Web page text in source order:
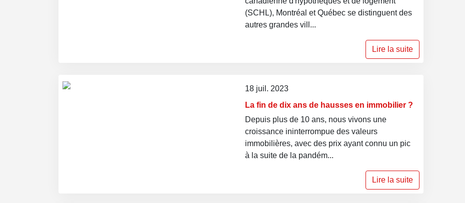
Lire la suite
(SCHL), Montréal et Québec se distinguent des
autres grandes vill...
Lire la suite
18 juil. 2023
La fin de dix ans de hausses en immobilier ?
Depuis plus de 10 ans, nous vivons une
croissance ininterrompue des valeurs
immobilières, avec des prix ayant connu un pic
à la suite de la pandém...